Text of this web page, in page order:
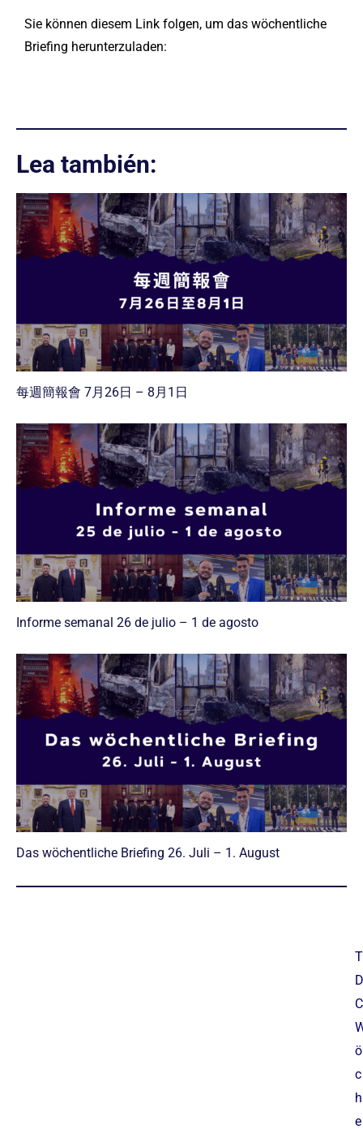
Sie können diesem Link folgen, um das wöchentliche
Briefing herunterzuladen:
Lea también:
每週簡報會 7月26日 – 8月1日
Informe semanal 26 de julio – 1 de agosto
Das wöchentliche Briefing 26. Juli – 1. August
T
D
C
ö
c
h
e